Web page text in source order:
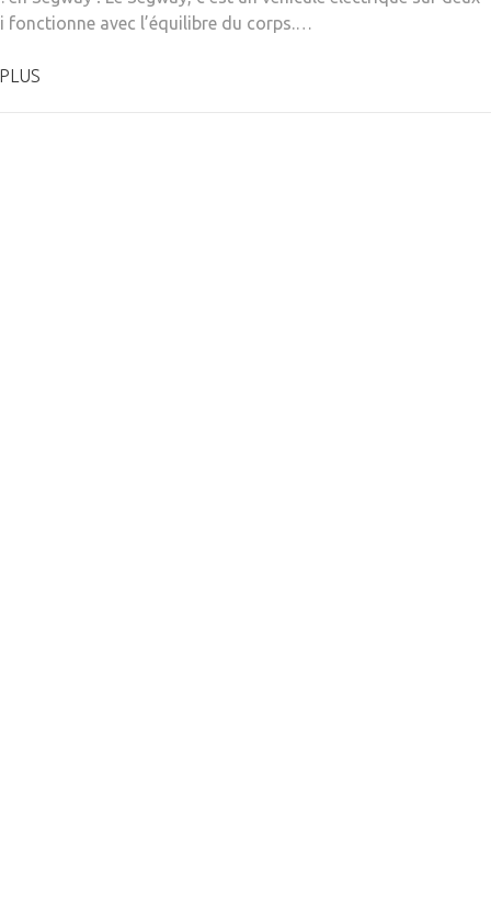
fonctionne avec l’équilibre du corps.…